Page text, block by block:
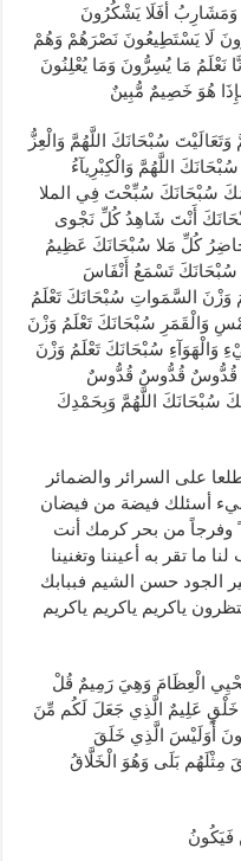
وَمَشَارِبُ أَفَلَا يَشْكُرُونَ
لَا يَسْتَطِيعُونَ نَصْرَهُمْ وَهُمْ
نَعْلَمُ مَا يُسِرُّونَ وَمَا يُعْلِنُونَ
هُوَ خَصِيمٌ مُّبِينٌ
سُبْحَانَكَ اللَّهُمَّ وَالْعِزُّ
اللَّهُمَّ وَالْكِبْرِيآءُ
سُبْحَانَكَ سُبِّحْتَ فِي الملا
أَنْتَ شَاهِدُ كُلِّ نَجْوى
كُلِّ مَلا سُبْحَانَكَ عَظِيمُ
سُبْحَانَكَ تَسْمَعُ أَنْفَاسَ
وَزْنَ السَّمَواتِ سُبْحَانَكَ تَعْلَمُ
وَالْقَمَرِ سُبْحَانَكَ تَعْلَمُ وَزْنَ
وَالْهَوَآءِ سُبْحَانَكَ تَعْلَمُ وَزْنَ
قُدُّوسٌ قُدُّوسٌ قُدُّوسٌ
سُبْحَانَكَ اللَّهُمَّ وَبِحَمْدِكَ
على السرائر والضمائر
أسئلك فيضة من فيضان
وفرجاً من بحر كرمك أنت
ما تقر به أعيننا وتغنينا
الجود حسن الشيم فببابك
ياكريم ياكريم ياكريم
الْعِظَامَ وَهِيَ رَمِيمٌ قُلْ
خَلْقٍ عَلِيمٌ الَّذِي جَعَلَ لَكُم مِّنَ
أَوَلَيْسَ الَّذِي خَلَقَ
مِثْلَهُم بَلَى وَهُوَ الْخَلَّاقُ
فَيَكُونُ